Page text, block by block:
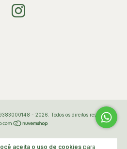
aceita o uso de cookies para
- 2026. Todos os direitos reservados.